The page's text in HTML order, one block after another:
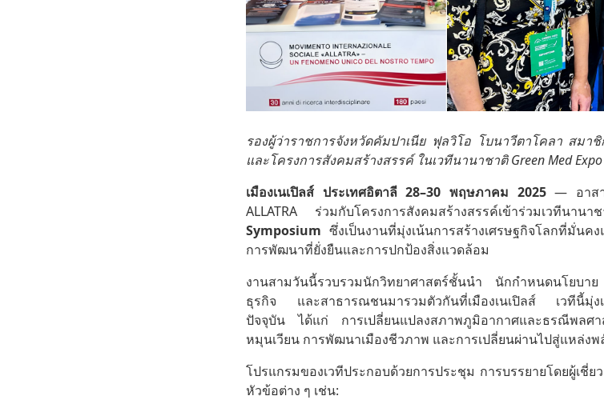
รองผู้ว่าราชการจังหวัดคัมปาเนีย ฟุลวิโอ โบนาวีตาโคลา สมา
และโครงการสังคมสร้างสรรค์ ในเวทีนานาชาติ Green Med
เมืองเนเปิลส์ ประเทศอิตาลี28–30 พฤษภาคม 2025— อาสา
ALLATRA ร่วมกับโครงการสังคมสร้างสรรค์เข้าร่วมเวทีนานา
Symposium ซึ่งเป็นงานที่มุ่งเน้นการสร้างเศรษฐกิจโลกที่มั่น
การพัฒนาที่ยั่งยืนและการปกป้องสิ่งแวดล้อม
งานสามวันนี้รวบรวมนักวิทยาศาสตร์ชั้นนำ นักกำหนดนโยบา
ธุรกิจ และสาธารณชนมารวมตัวกันที่เมืองเนเปิลส์ เวทีนี้มุ่งเ
ปัจจุบัน ได้แก่ การเปลี่ยนแปลงสภาพภูมิอากาศและธรณีพลศ
หมุนเวียน การพัฒนาเมืองชีวภาพ และการเปลี่ยนผ่านไปสู่แหล่งพ
โปรแกรมของเวทีประกอบด้วยการประชุม การบรรยายโดยผู้เ
หัวข้อต่าง ๆ เช่น: